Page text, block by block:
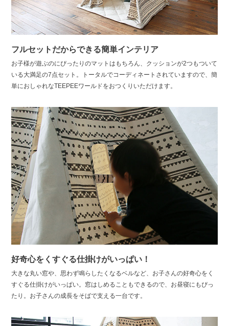
フルセットだからできる簡単インテリア
お子様が遊ぶのにぴったりのマットはもちろん、クッションが2つもついて
いる大満足の7点セット。トータルでコーディネートされていますので、簡
単におしゃれなTEEPEEワールドをおつくりいただけます。
好奇心をくすぐる仕掛けがいっぱい！
大きな丸い窓や、思わず鳴らしたくなるベルなど、お子さんの好奇心をく
すぐる仕掛けがいっぱい。窓はしめることもできるので、お昼寝にもぴっ
たり。お子さんの成長をそばで支える一台です。